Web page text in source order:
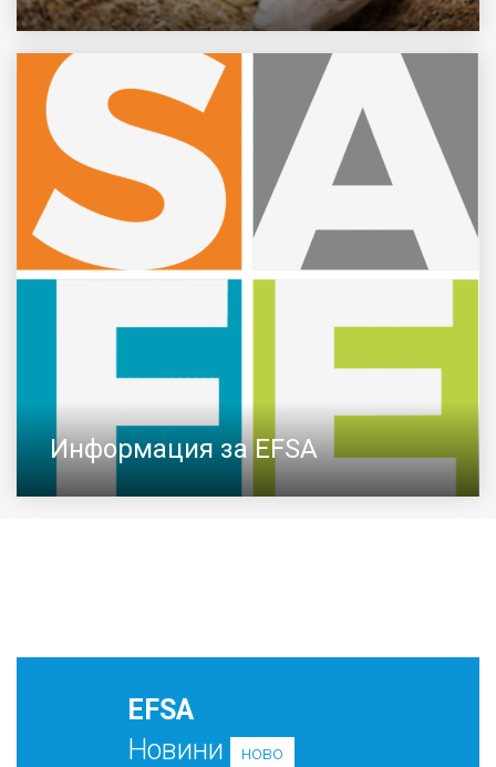
Информация за EFSA
EFSA
Новини
ново